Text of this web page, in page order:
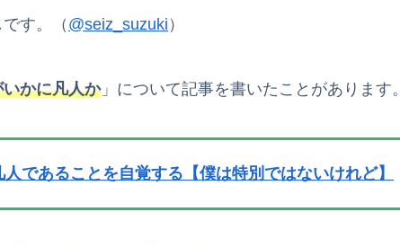
す。（@seiz_suzuki ）
かに凡人か」について記事を書いたことがあります。
であることを自覚する【僕は特別ではないけれど】